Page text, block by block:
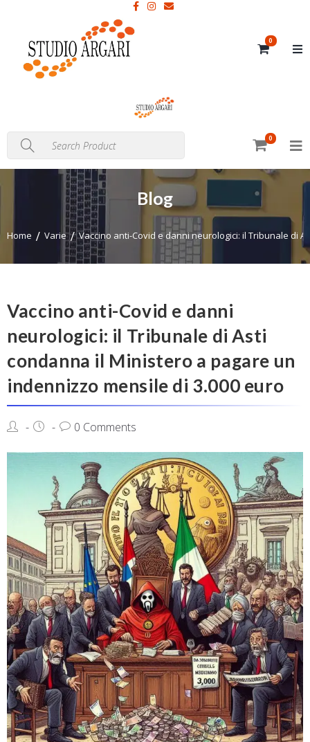
0
0
Blog
Home Varie Vaccino anti-Covid e danni neurologici: il Tribunale di
Vaccino anti-Covid e danni
neurologici: il Tribunale di Asti
condanna il Ministero a pagare un
indennizzo mensile di 3.000 euro
0 Comments